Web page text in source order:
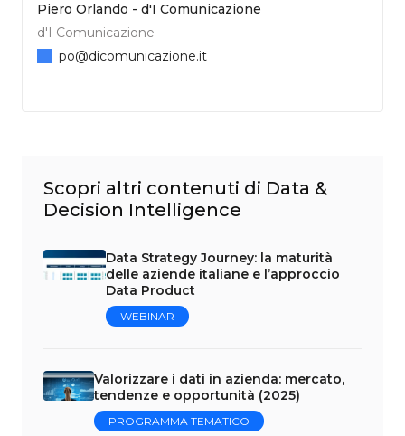
Piero Orlando - d'I Comunicazione
d'I Comunicazione
po@dicomunicazione.it
Scopri altri contenuti di Data &
Decision Intelligence
Data Strategy Journey: la maturità
delle aziende italiane e l’approccio
Data Product
WEBINAR
Valorizzare i dati in azienda: mercato,
tendenze e opportunità (2025)
PROGRAMMA TEMATICO